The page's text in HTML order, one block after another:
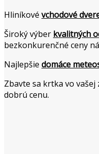
Hliníkové vchodové
Široký výber kvalitných
bezkonkurenčné ceny
Najlepšie domáce
Zbavte sa krtka vo vašej
dobrú cenu.